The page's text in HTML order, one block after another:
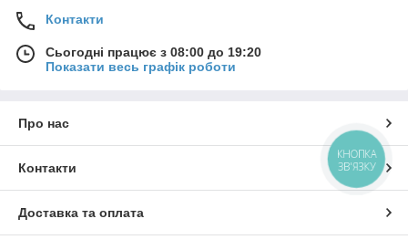
Контакти
Сьогодні працює з 08:00 до 19:20
Показати весь графік роботи
Про нас
Контакти
Доставка та оплата
КНОПКА
ЗВ'ЯЗКУ